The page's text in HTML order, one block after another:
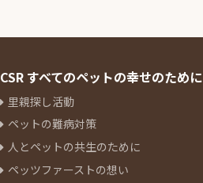
CSR すべてのペットの幸せのために
里親探し活動
ペットの難病対策
人とペットの共生のために
ペッツファーストの想い